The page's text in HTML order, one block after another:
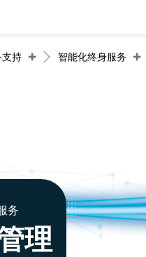
支持 + 智能化终身服务 +
务
理